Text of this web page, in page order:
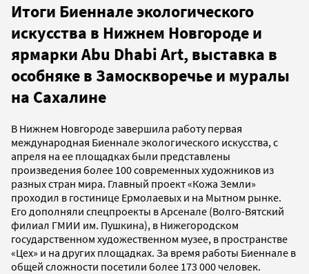
Итоги Биеннале экологического
искусства в Нижнем Новгороде и
ярмарки Abu Dhabi Art, выставка в
особняке в Замоскворечье и муралы
на Сахалине
В Нижнем Новгороде завершила работу первая
международная Биеннале экологического искусства, с
апреля на ее площадках были представлены
произведения более 100 современных художников из
разных стран мира. Главный проект «Кожа Земли»
проходил в гостинице Ермолаевых и на Мытном рынке.
Его дополняли спецпроекты в Арсенале (Волго-Вятский
филиал ГМИИ им. Пушкина), в Нижегородском
государственном художественном музее, в пространстве
«Цех» и на других площадках. За время работы Биеннале в
общей сложности посетили более 173 000 человек.